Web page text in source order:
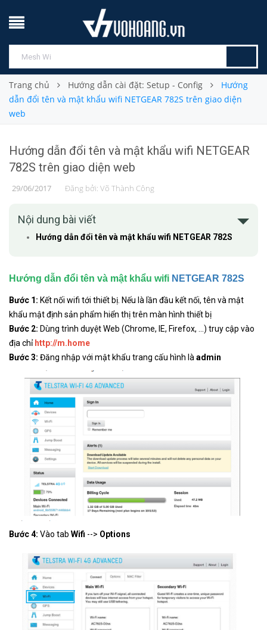
Trang chủ Hướng dẫn cài đặt: Setup - Config
Hướng
dẫn đổi tên và mật khẩu wifi NETGEAR 782S trên giao diện
web
Hướng dẫn đổi tên và mật khẩu wifi NETGEAR
782S trên giao diện web
29/06/2017 Đăng bởi: Võ Thành Công
Nội dung bài viết
Hướng dẫn đổi tên và mật khẩu wifi NETGEAR 782S
Hướng dẫn đổi tên và mật khẩu wifi NETGEAR 782S
Bước 1: Kết nối wifi tới thiết bị. Nếu là lần đầu kết nối, tên và mật
khẩu mật định sản phẩm hiển thị trên màn hình thiết bị
Bước 2: Dùng trình duyệt Web (Chrome, IE, Firefox, ...) truy cập vào
địa chỉhttp://m.home
Bước 3: Đăng nhập với mật khẩu trang cấu hình là admin
Bước 4: Vào tab Wifi --> Options